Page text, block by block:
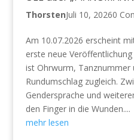
ThorstenJuli 10, 20260
Am 10.07.2026 erscheint
erste neue
ist Ohrwurm, Tanznummer
Rundumschlag zugleich.
Gendersprache und
den Finger in die Wunden....
mehr lesen